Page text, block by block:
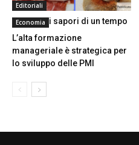
Editoriali
Gli antichi sapori di un tempo
Economia
L’alta formazione
manageriale è strategica per
lo sviluppo delle PMI